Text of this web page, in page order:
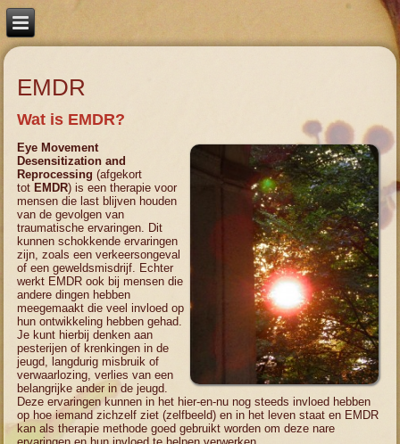
EMDR
Wat is EMDR?
Eye Movement
Desensitization and
Reprocessing (afgekort
tot EMDR) is een therapie voor
mensen die last blijven houden
van de gevolgen van
traumatische ervaringen. Dit
kunnen schokkende ervaringen
zijn, zoals een verkeersongeval
of een geweldsmisdrijf. Echter
werkt EMDR ook bij mensen die
andere dingen hebben
meegemaakt die veel invloed op
hun ontwikkeling hebben gehad.
Je kunt hierbij denken aan
pesterijen of krenkingen in de
jeugd, langdurig misbruik of
verwaarlozing, verlies van een
belangrijke ander in de jeugd.
Deze ervaringen kunnen in het hier-en-nu nog steeds invloed hebben
op hoe iemand zichzelf ziet (zelfbeeld) en in het leven staat en EMDR
kan als therapie methode goed gebruikt worden om deze nare